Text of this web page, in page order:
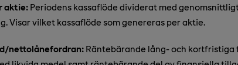
aktie: Periodens kassaflöde dividerat med
Visar vilket kassaflöde som genereras per aktie.
nettolånefordran: Räntebärande lång- och kortfristiga